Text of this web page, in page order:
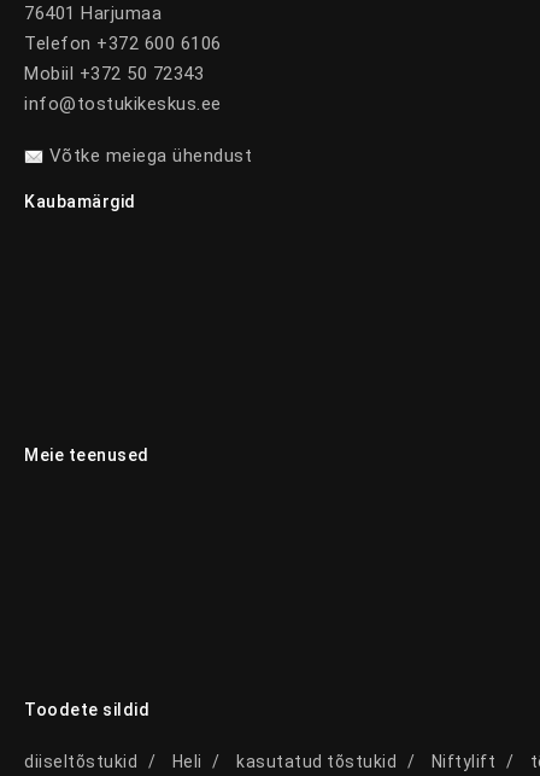
76401 Harjumaa
Telefon +372 600 6106
Mobiil +372 50 72343
info@tostukikeskus.ee
Võtke meiega ühendust
Kaubamärgid
Meie teenused
Toodete sildid
diiseltõstukid Heli kasutatud tõstukid Niftylift